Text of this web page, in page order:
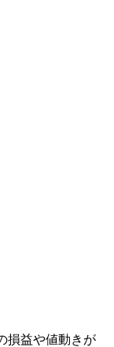
損益や値動きが